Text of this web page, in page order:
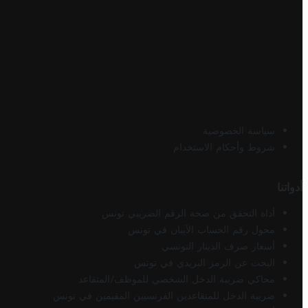
سياسة الخصوصية
شروط وأحكام الاستخدام
أدواتنا
أداة التحقق من صحة الرقم الضريبي تونس
محول رقم الحساب الآيبان في تونس
أسعار صرف الدينار التونسي
البحث عن الرمز البريدي في تونس
محاكي ضريبة الدخل الشخصي للموظف/المتقاعد
ضريبة الدخل للمتقاعدين الفرنسيين المقيمين في تونس